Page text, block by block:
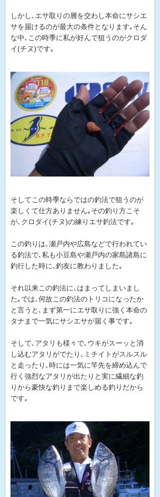
しかし､エサ取りの層を交わし本命にサシエ
サを届けるのが最大の条件となります｡そん
な中､この時季に私が好んで狙うのがクロダ
イ(チヌ)です｡
そしてこの時季ならではの釣法で狙うのが
楽しくて仕方ありません｡その釣り方こそ
が､クロダイ(チヌ)の練りエサ釣法です｡
この釣りは､瀬戸内や広島などで行われてい
る釣法で､私も小豆島や瀬戸内の家島諸島に
釣行した時に､釣友に教わりました｡
それ以来この釣法に､はまってしまいまし
た｡では､何故この釣法のトリコになったか
と言うと､まず第一にエサ取りに強く本命の
タナまで一気にサシエサが届く事です｡
そして､アタリも様々で､ウキがスーッと消
し込むアタリがでたり､ミチイトがスルスル
と走ったり､時には一気に竿先を締め込んで
行く強烈なアタリが出たりと実に繊細な釣
りから豪快な釣りまで楽しめる釣りだから
です｡